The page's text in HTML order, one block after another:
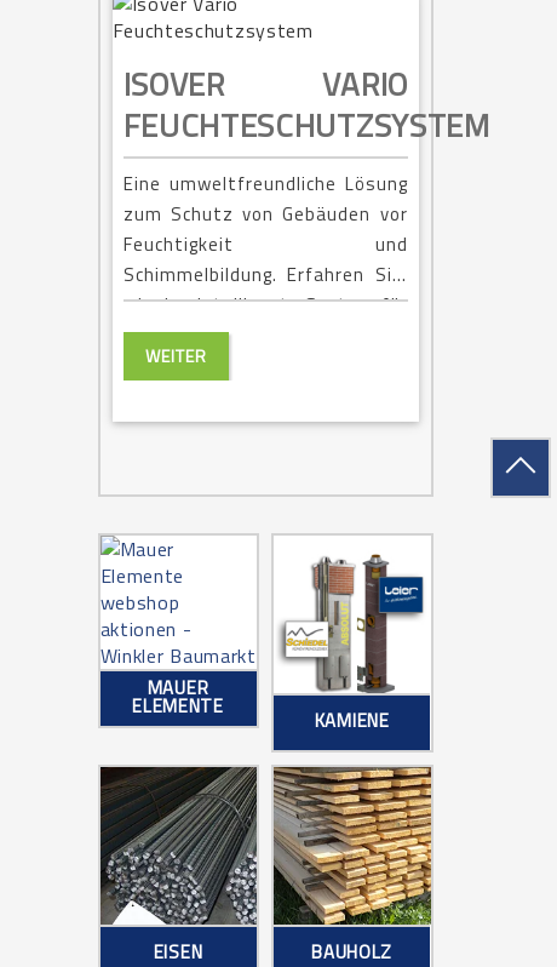
ISOVER VARIO
FEUCHTESCHUTZSYSTEM
Eine umweltfreundliche Lösung
zum Schutz von Gebäuden vor
Feuchtigkeit und
Schimmelbildung. Erfahren Sie,
wie das intelligente System für
ein gesundes Wohnklima sorgt.
WEITER
MAUER
ELEMENTE
KAMIENE
EISEN BAUHOLZ